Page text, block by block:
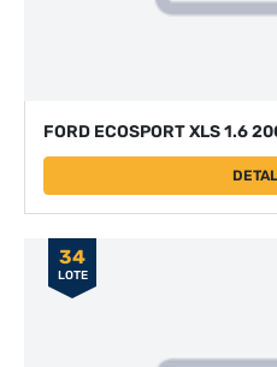
FORD ECOSPORT XLS 1.6
34
LOTE